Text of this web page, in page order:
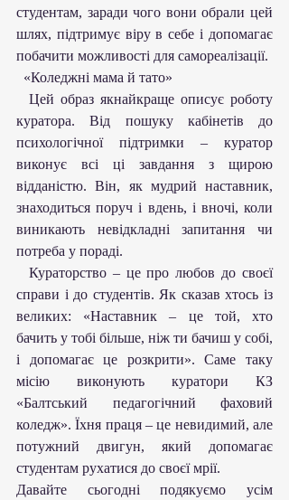
студентам, заради чого вони обрали цей
шлях, підтримує віру в себе і допомагає
побачити можливості для самореалізації.
  «Коледжні мама й тато»
куратора. Від пошуку кабінетів до
психологічної підтримки – куратор
виконує всі ці завдання з щирою
відданістю. Він, як мудрий наставник,
знаходиться поруч і вдень, і вночі, коли
виникають невідкладні запитання чи
потреба у пораді.
справи і до студентів. Як сказав хтось із
великих: «Наставник – це той, хто
бачить у тобі більше, ніж ти бачиш у собі,
і допомагає це розкрити». Саме таку
місію виконують куратори КЗ
«Балтський педагогічний фаховий
коледж». Їхня праця – це невидимий, але
потужний двигун, який допомагає
студентам рухатися до своєї мрії.
Давайте сьогодні подякуємо усім